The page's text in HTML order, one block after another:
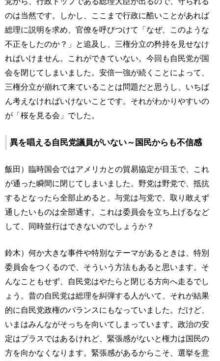
のは当然です。しかし、ここまで行政に酷いことがあれば
総理に説明を求め、官僚を呼びつけて「なぜ、このような
不正をしたのか？」と追及し、三権分立の矜持を見せなけ
ればいけません。これができていない。今回も自民党が国
会を閉じてしまいました。安倍一強が続くことによって、
三権分立が崩れて来ていることは問題だと思うし、いちば
ん考えなければいけないことです。それがわかりやすいの
が「桜を見る会」でした。
異を唱える自民党議員がいない～国民からも不信感
飯田）臨時国会ではアメリカとの貿易協定が目玉で、これ
が通った瞬間に閉じてしまいました。野党は野党で、抵抗
するとなったら全部止めると。与党は与党で、取り敢えず
通したいものは全部通す。これは委員会を立ち上げるなど
して、同時並行はできないのでしょうか？
鈴木）何か大きな事件や特別なテーマがあるときは、特別
委員会をつくるので、そういう方法もあると思います。そ
んなこともせず、自民党はやたらと閉じる方向へ走るでし
ょう。昔の自民党は総理を糾弾する人がいて、それが結果
的に自民党政権のバランスにもなっていました。だけど、
いまはみんながそっちを向いてしまっています。政治の安
定はプラスではあるけれど、緊張感がないと権力は国民の
方を向かなくなります。緊張感があるからこそ、選挙を意